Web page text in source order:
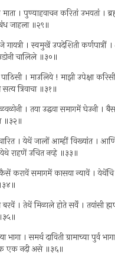
माता । पुण्याहवाचन करितां उभयतां ।
जाहला ॥२९॥
। स्वमुखें उपदेशिती कर्णपात्रीं ।
चालिले ॥३०॥
। माउलिये ! माझी उपेक्षा
त्रिवाचा ॥३१॥
। तया उद्धवा समागमें घेउनी ।
॥३२॥
। येथें जालों आम्हीं विख्यांत ।
राहणें उचित नव्हे ॥३३॥
करावें समागमें कासया न्यावें । येथेंचि
। तेथें मिळाले होते सर्वें । तयांसी
भागा । समर्थ दाविती ग्रामाच्या पुर्व
एक नदी असे ॥३६॥